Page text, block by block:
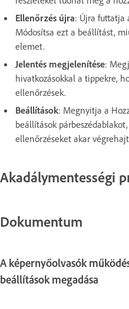
Ellenőrzés újra: Újra futtatja
Módosítsa ezt a beállítást,
elemet.
Jelentés megjelenítése:
hivatkozásokkal a tippekre,
ellenőrzések.
Beállítások: Megnyitja a
beállítások
ellenőrzéseket akar
Akadálymentességi
Dokumentum
A képernyőolvasók
beállítások megadása